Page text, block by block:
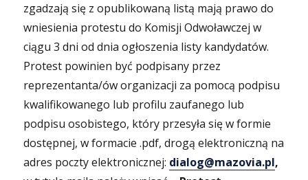
zgadzają się z opublikowaną listą mają prawo do
wniesienia protestu do Komisji Odwoławczej w
ciągu 3 dni od dnia ogłoszenia listy kandydatów.
Protest powinien być podpisany przez
reprezentanta/ów organizacji za pomocą podpisu
kwalifikowanego lub profilu zaufanego lub
podpisu osobistego, który przesyła się w formie
dostępnej, w formacie .pdf, drogą elektroniczną na
adres poczty elektronicznej: dialog@mazovia.pl,